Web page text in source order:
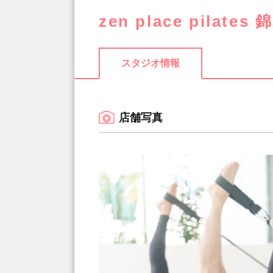
zen place pilates 錦
スタジオ情報
店舗写真